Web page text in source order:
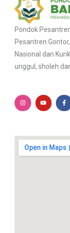
Pondok
Pesantren
Nasional dan
unggul, sholeh